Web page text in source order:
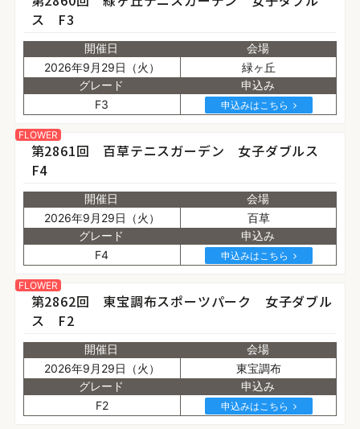
ス F3
開催日
2026年9月29日（火）
会場
緑ヶ丘
グレード
F3
申込み
申込みはこちら
第2861回 百草テニスガーデン 女子ダブルス
F4
開催日
2026年9月29日（火）
会場
百草
グレード
F4
申込み
申込みはこちら
FLOWER
第2862回 東宝調布スポーツパーク 女子ダブル
ス F2
開催日
2026年9月29日（火）
会場
東宝調布
グレード
F2
申込み
申込みはこちら
FLOWER